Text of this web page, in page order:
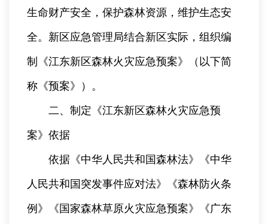
生命财产安全，保护森林资源，维护生态安
全。新区应急管理局结合新区实际，组织编
制《江东新区森林火灾应急预案》（以下简
称《预案》）。
二、制定《江东新区森林火灾应急预
案》依据
依据《中华人民共和国森林法》《中华
人民共和国突发事件应对法》《森林防火条
例》《国家森林草原火灾应急预案》《广东